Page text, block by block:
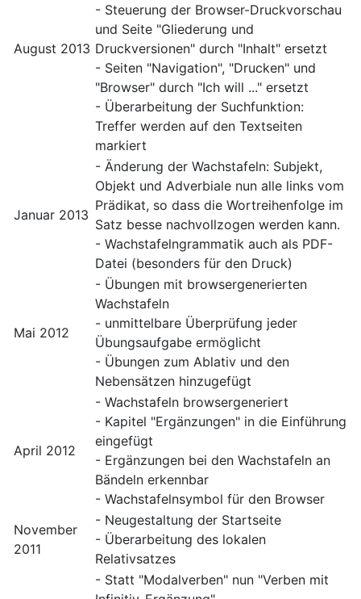
August 2013
- Steuerung der Browser-Druckvorschau
und Seite "Gliederung und
Druckversionen" durch "Inhalt" ersetzt
- Seiten "Navigation", "Drucken" und
"Browser" durch "Ich will ..." ersetzt
- Überarbeitung der Suchfunktion:
Treffer werden auf den Textseiten
markiert
Januar 2013
- Änderung der Wachstafeln: Subjekt,
Objekt und Adverbiale nun alle links vom
Prädikat, so dass die Wortreihenfolge im
Satz besse nachvollzogen werden kann.
- Wachstafelngrammatik auch als PDF-
Datei (besonders für den Druck)
Mai 2012
- Übungen mit browsergenerierten
Wachstafeln
- unmittelbare Überprüfung jeder
Übungsaufgabe ermöglicht
- Übungen zum Ablativ und den
Nebensätzen hinzugefügt
April 2012
- Wachstafeln browsergeneriert
- Kapitel "Ergänzungen" in die Einführung
eingefügt
- Ergänzungen bei den Wachstafeln an
Bändeln erkennbar
- Wachstafelnsymbol für den Browser
November
2011
- Neugestaltung der Startseite
- Überarbeitung des lokalen
Relativsatzes
- Statt "Modalverben" nun "Verben mit